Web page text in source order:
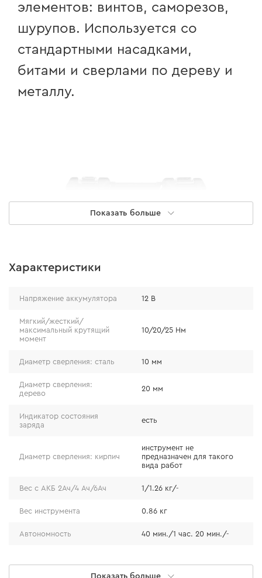
элементов: винтов, саморезов,
шурупов. Используется со
стандартными насадками,
битами и сверлами по дереву и
металлу.
Показать больше
Характеристики
Напряжение аккумулятора 12 В
Мягкий/жесткий/
максимальный крутящий
момент
10/20/25 Нм
Диаметр сверления: сталь 10 мм
Диаметр сверления:
дерево
20 мм
Индикатор состояния
заряда
есть
Диаметр сверления: кирпич
инструмент не
предназначен для такого
вида работ
Вес с АКБ 2Ач/4 Ач/6Ач 1/1.26 кг/-
Вес инструмента 0.86 кг
Автономность 40 мин./1 час. 20 мин./-
Показать больше